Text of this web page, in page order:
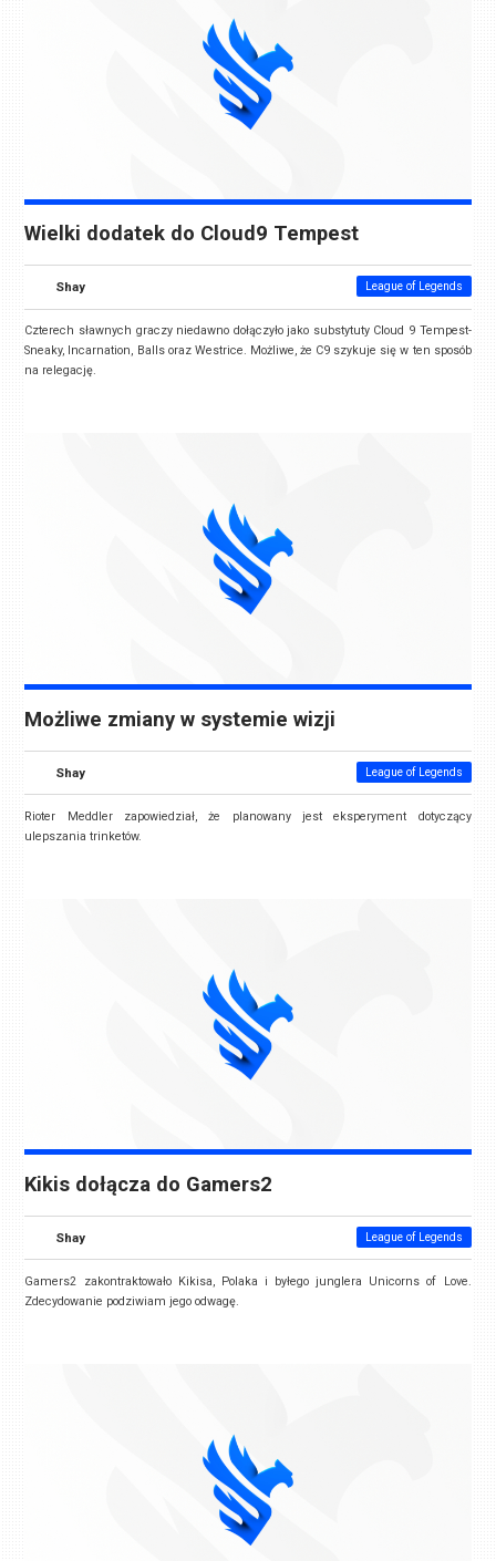
Wielki dodatek do Cloud9 Tempest
Shay League of Legends
Czterech sławnych graczy niedawno dołączyło jako substytuty Cloud 9 Tempest-
Sneaky, Incarnation, Balls oraz Westrice. Możliwe, że C9 szykuje się w ten sposób
na relegację.
Możliwe zmiany w systemie wizji
Shay League of Legends
Rioter Meddler zapowiedział, że planowany jest eksperyment dotyczący
ulepszania trinketów.
Kikis dołącza do Gamers2
Shay League of Legends
Gamers2 zakontraktowało Kikisa, Polaka i byłego junglera Unicorns of Love.
Zdecydowanie podziwiam jego odwagę.